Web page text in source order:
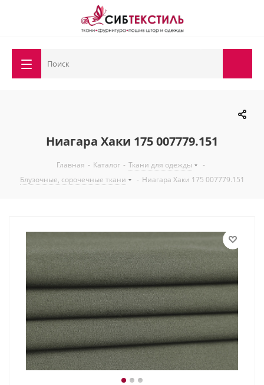
Ниагара Хаки 175 007779.151
Главная - Каталог - Ткани для одежды
-
Блузочные, сорочечные ткани
- Ниагара Хаки 175 007779.151